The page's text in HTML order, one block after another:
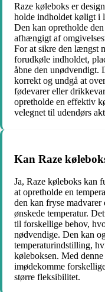
Raze køleboks er
holde indholdet køligt i
Den kan opretholde
afhængigt af
For at sikre den længst
forudkøle indholdet,
åbne den unødvendigt.
korrekt og undgå at
fødevarer eller
opretholde en effektiv
velegnet til udendørs
Kan Raze
Ja, Raze køleboks kan
at opretholde en
den kan fryse
ønskede temperatur.
til forskellige behov,
nødvendige. Den kan
temperaturindstilling,
køleboksen. Med
imødekomme
større fleksibilitet.